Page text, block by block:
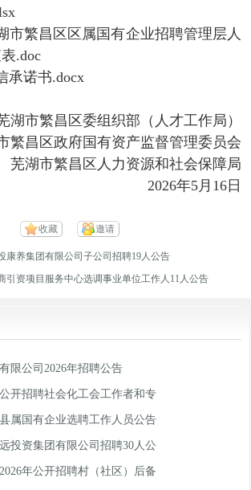
市繁昌区区属国有企业招聘管理层人
.doc
承诺书.docx
湖市繁昌区委组织部（人才工作局）
繁昌区政府国有资产监督管理委员会
芜湖市繁昌区人力资源和社会保障局
2026年5月16日
收藏 邀请
康养集团有限公司子公司招聘19人公告
引资项目服务中心选调事业单位工作人11人公告
限公司2026年招聘公告
开招聘社会化工会工作者和专
属国有企业选聘工作人员公告
投资集团有限公司招聘30人公
年公开招聘村（社区）后备